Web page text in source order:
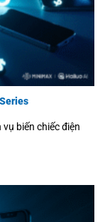
biến chiếc điện